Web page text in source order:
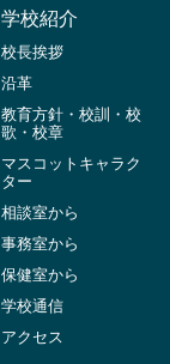
学校紹介
校長挨拶
沿革
教育方針・校訓・校
歌・校章
マスコットキャラク
ター
相談室から
事務室から
保健室から
学校通信
アクセス